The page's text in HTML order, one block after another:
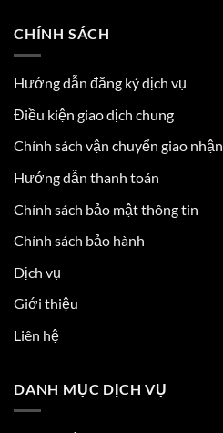
CHÍNH SÁCH
Hướng dẫn đăng ký dịch vụ
Điều kiện giao dịch chung
Chính sách vận chuyển giao nhận
Hướng dẫn thanh toán
Chính sách bảo mật thông tin
Chính sách bảo hành
Dịch vụ
Giới thiệu
Liên hệ
DANH MỤC DỊCH VỤ